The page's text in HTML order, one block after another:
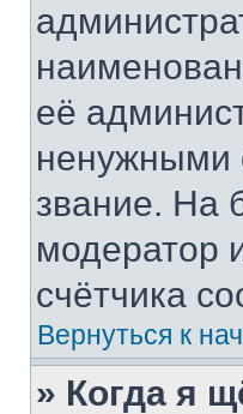
её
ненужными
звание. На
модератор
счётчика
Вернуться к
» Когда я